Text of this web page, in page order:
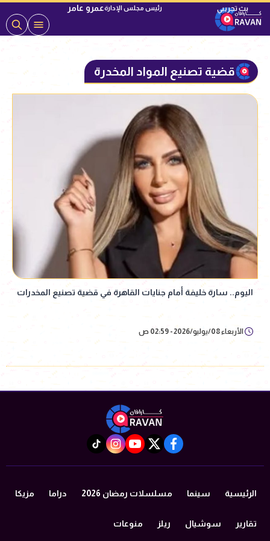
رئيس مجلس الإدارةعمرو عامر
قضية تصنيع المواد المخدرة
اليوم.. سارة خليفة أمام جنايات القاهرة في قضية تصنيع المخدرات
الأربعاء 08/يوليو/2026 - 02:59 ص
facebook
twitter
youtube
instagram
tiktok
الرئيسية سينما مسلسلات رمضان 2026 دراما مزيكا
تقارير سوشيال ريلز منوعات